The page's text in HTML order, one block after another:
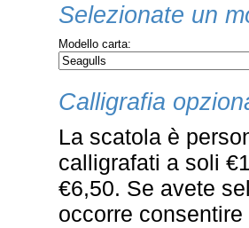
Selezionate un
Modello carta:
Calligrafia
La scatola è
calligrafati a soli
€6,50. Se avete
occorre